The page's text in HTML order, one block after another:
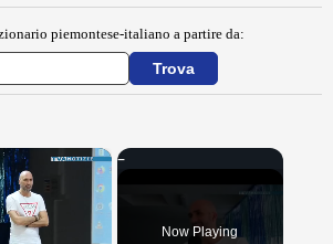
piemontese-italiano a partire da:
×
Now Playing